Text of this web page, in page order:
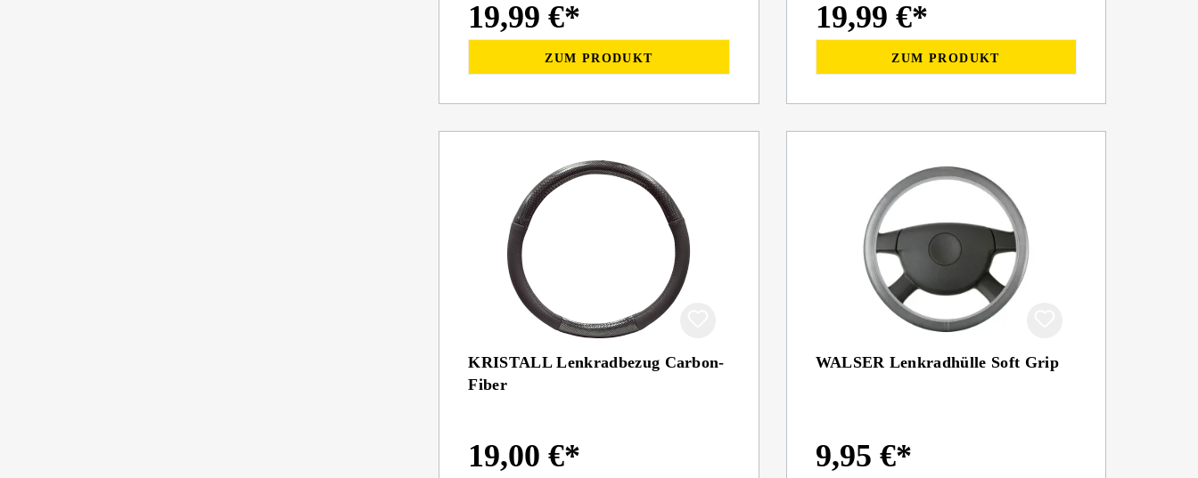
19,99 €*
ZUM PRODUKT
19,99 €*
ZUM PRODUKT
KRISTALL Lenkradbezug Carbon-
Fiber
19,00 €*
WALSER Lenkradhülle Soft Grip
9,95 €*